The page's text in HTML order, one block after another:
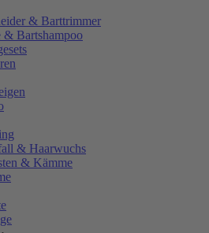
& Barttrimmer
& Bartshampoo
& Haarwuchs
& Kämme